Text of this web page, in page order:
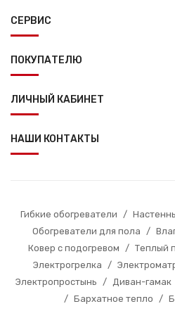
СЕРВИС
ПОКУПАТЕЛЮ
ЛИЧНЫЙ КАБИНЕТ
НАШИ КОНТАКТЫ
Гибкие обогреватели /
Обогреватели для пола
/
Ковер с подогревом
/ Теплый
Электрогрелка
/
Электропростынь
/ Диван-гамак
/ Бархатное тепло /